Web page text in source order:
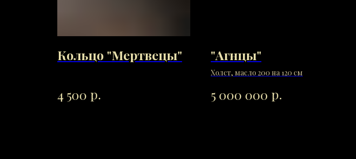
Кольцо "Мертвецы"
4 500 р.
"Агнцы"
Холст, масло 200 на 120 см
5 000 000 р.